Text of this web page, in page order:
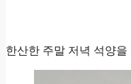
한산한 주말 저녁 석양